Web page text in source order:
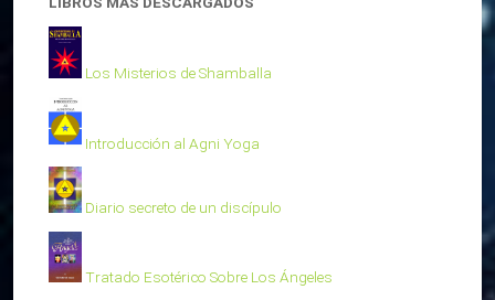
Los Misterios de Shamballa
Introducción al Agni Yoga
Diario secreto de un discípulo
Tratado Esotérico Sobre Los Ángeles